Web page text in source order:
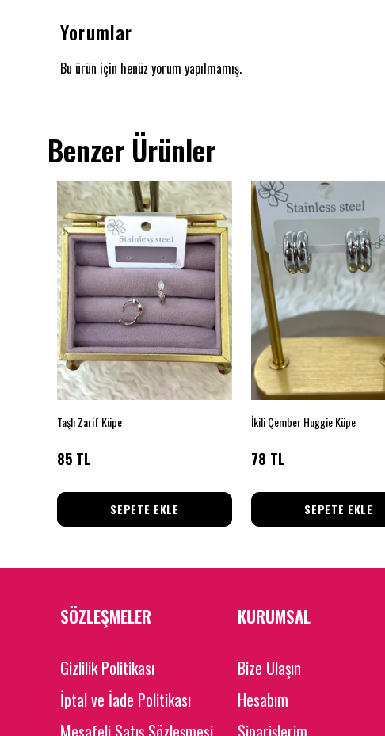
Yorumlar
Bu ürün için henüz yorum yapılmamış.
Benzer Ürünler
Taşlı Zarif Küpe
85 TL
SEPETE EKLE
İkili Çember Huggie Küpe
78 TL
SEPETE EKLE
SÖZLEŞMELER
Gizlilik Politikası
İptal ve İade Politikası
Mesafeli Satış Sözleşmesi
KURUMSAL
Bize Ulaşın
Hesabım
Siparişlerim